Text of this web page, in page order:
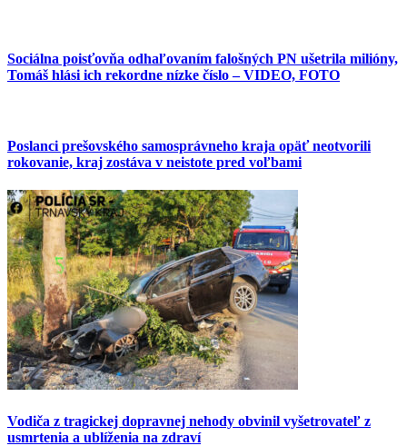
Sociálna poisťovňa odhaľovaním falošných PN ušetrila milióny,
Tomáš hlási ich rekordne nízke číslo – VIDEO, FOTO
Poslanci prešovského samosprávneho kraja opäť neotvorili
rokovanie, kraj zostáva v neistote pred voľbami
Vodiča z tragickej dopravnej nehody obvinil vyšetrovateľ z
usmrtenia a ublíženia na zdraví